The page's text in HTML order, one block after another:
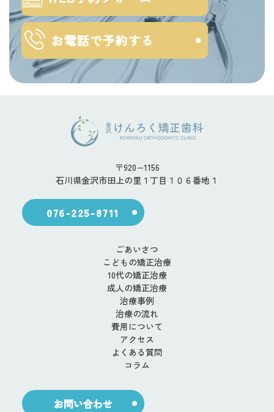
お電話で予約する
〒920−1156
石川県金沢市田上の里１丁目１０６番地１
076-225-8711
ごあいさつ
こどもの矯正治療
10代の矯正治療
成人の矯正治療
治療事例
治療の流れ
費用について
アクセス
よくある質問
コラム
お問い合わせ